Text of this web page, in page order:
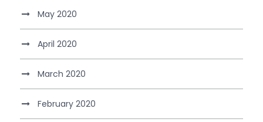
May 2020
April 2020
March 2020
February 2020